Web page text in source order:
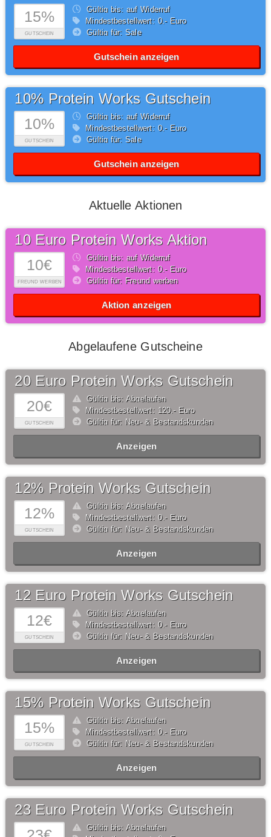
15%
GUTSCHEIN
Gültig bis: auf Widerruf
Mindestbestellwert: 0,- Euro
Gültig für: Sale
Gutschein anzeigen
10%
GUTSCHEIN
10% Protein Works Gutschein
Gültig bis: auf Widerruf
Mindestbestellwert: 0,- Euro
Gültig für: Sale
Gutschein anzeigen
Aktuelle Aktionen
10€
FREUND WERBEN
10 Euro Protein Works Aktion
Gültig bis: auf Widerruf
Mindestbestellwert: 0,- Euro
Gültig für: Freund werben
Aktion anzeigen
Abgelaufene Gutscheine
20€
GUTSCHEIN
20 Euro Protein Works Gutschein
Gültig bis: Abgelaufen
Mindestbestellwert: 120,- Euro
Gültig für: Neu- & Bestandskunden
Anzeigen
12%
GUTSCHEIN
12% Protein Works Gutschein
Gültig bis: Abgelaufen
Mindestbestellwert: 0,- Euro
Gültig für: Neu- & Bestandskunden
Anzeigen
12€
GUTSCHEIN
12 Euro Protein Works Gutschein
Gültig bis: Abgelaufen
Mindestbestellwert: 0,- Euro
Gültig für: Neu- & Bestandskunden
Anzeigen
15%
GUTSCHEIN
15% Protein Works Gutschein
Gültig bis: Abgelaufen
Mindestbestellwert: 0,- Euro
Gültig für: Neu- & Bestandskunden
Anzeigen
23 Euro Protein Works Gutschein
Gültig bis: Abgelaufen